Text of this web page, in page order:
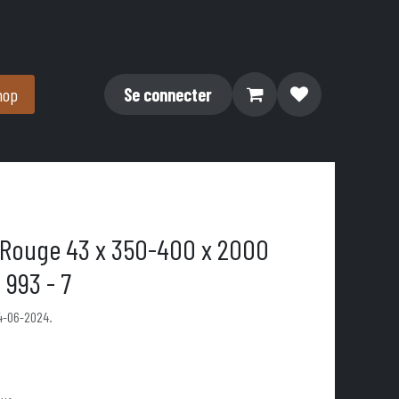
Se connecter
43 x 350-400 x 2000
- 7
06-2024.